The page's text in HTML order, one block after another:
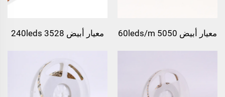
معيار أبيض 5050 60leds/m
شريط ضوئي LED
معيار أبيض 3528 240leds